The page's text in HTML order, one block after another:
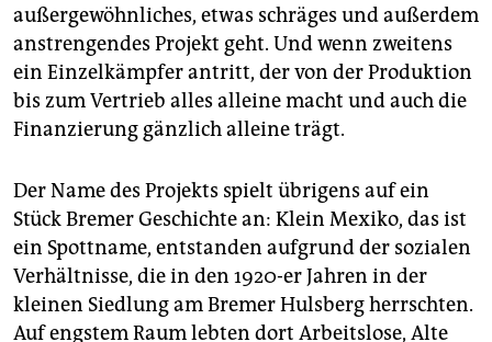
außergewöhnliches, etwas schräges und außerdem
anstrengendes Projekt geht. Und wenn zweitens
ein Einzelkämpfer antritt, der von der Produktion
bis zum Vertrieb alles alleine macht und auch die
Finanzierung gänzlich alleine trägt.
Der Name des Projekts spielt übrigens auf ein
Stück Bremer Geschichte an: Klein Mexiko, das ist
ein Spottname, entstanden aufgrund der sozialen
Verhältnisse, die in den 1920-er Jahren in der
kleinen Siedlung am Bremer Hulsberg herrschten.
Auf engstem Raum lebten dort Arbeitslose, Alte